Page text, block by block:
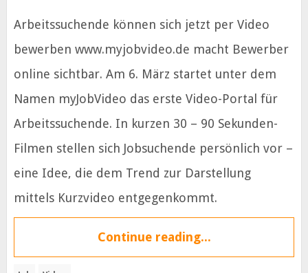
Arbeitssuchende können sich jetzt per Video
bewerben www.myjobvideo.de macht Bewerber
online sichtbar. Am 6. März startet unter dem
Namen myJobVideo das erste Video-Portal für
Arbeitssuchende. In kurzen 30 – 90 Sekunden-
Filmen stellen sich Jobsuchende persönlich vor –
eine Idee, die dem Trend zur Darstellung
mittels Kurzvideo entgegenkommt.
Continue reading...